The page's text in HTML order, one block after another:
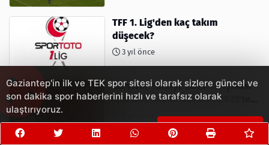
TFF 1. Lig'den kaç takım
düşecek?
3 yıl önce
Survivor Türkiye 2023 Yarışması
İçin Geri Sayım Başladı! 2023'te
Gaziantep'in ilk ve TEK spor sitesi olarak sizlere güncel ve
son dakika spor haberlerini hızlı ve tarafsız olarak
ulaştırıyoruz.
Çerezleri Kabul Et